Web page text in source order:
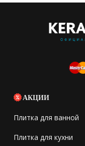
АКЦИИ
Плитка для ванной
Плитка для кухни